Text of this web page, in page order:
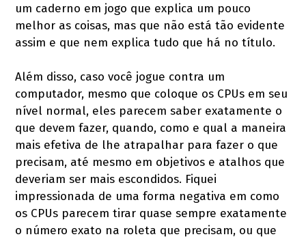
um caderno em jogo que explica um pouco
melhor as coisas, mas que não está tão evidente
assim e que nem explica tudo que há no título.
Além disso, caso você jogue contra um
computador, mesmo que coloque os CPUs em seu
nível normal, eles parecem saber exatamente o
que devem fazer, quando, como e qual a maneira
mais efetiva de lhe atrapalhar para fazer o que
precisam, até mesmo em objetivos e atalhos que
deveriam ser mais escondidos. Fiquei
impressionada de uma forma negativa em como
os CPUs parecem tirar quase sempre exatamente
o número exato na roleta que precisam, ou que